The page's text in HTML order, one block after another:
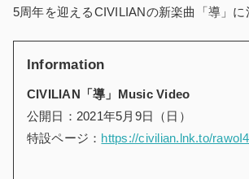
5周年を迎えるCIVILIANの新楽曲「導」に
Information
CIVILIAN「導」Music Video
公開日：2021年5月9日（日）
特設ページ： https://civilian.lnk.to/rawoI4